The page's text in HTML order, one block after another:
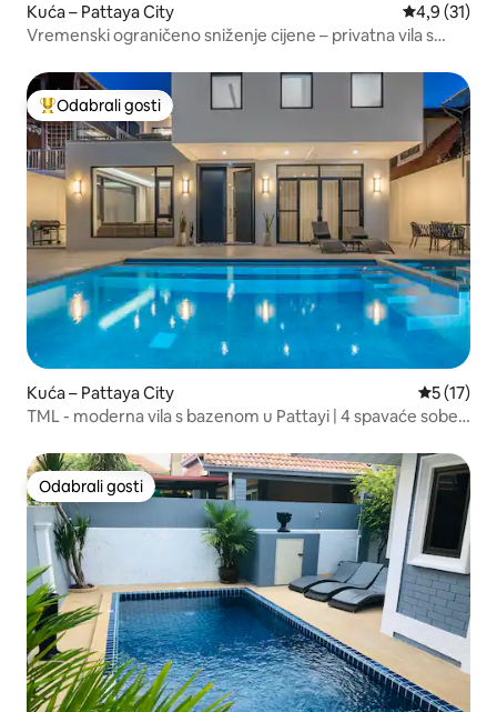
Kuća – Pattaya City Prosječna
4,9 (31)
Vremenski ograničeno sniženje cijene – privatna vila s
Među najviše rangiranima s oznakom „Odabrali gosti”
Odabrali gosti
Kuća – Pattaya City Prosječna
5 (17)
TML - moderna vila s bazenom u Pattayi | 4 spavaće sobe i
otvorenom vatrom, stol za madžong | Praktičnost
Odabrali gosti
Odabrali gosti